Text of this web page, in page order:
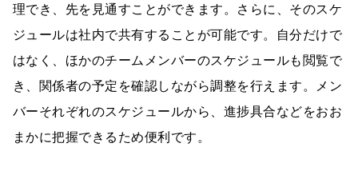
理でき、先を見通すことができます。さらに、そのスケ
ジュールは社内で共有することが可能です。自分だけで
はなく、ほかのチームメンバーのスケジュールも閲覧で
き、関係者の予定を確認しながら調整を行えます。メン
バーそれぞれのスケジュールから、進捗具合などをおお
まかに把握できるため便利です。